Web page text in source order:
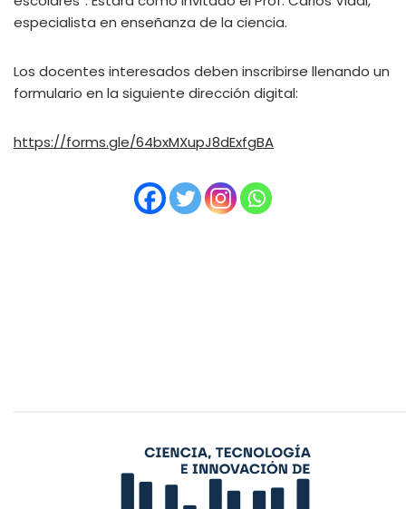
especialista en enseñanza de la ciencia.
Los docentes interesados deben inscribirse llenando un
formulario en la siguiente dirección digital:
https://forms.gle/64bxMXupJ8dExfgBA